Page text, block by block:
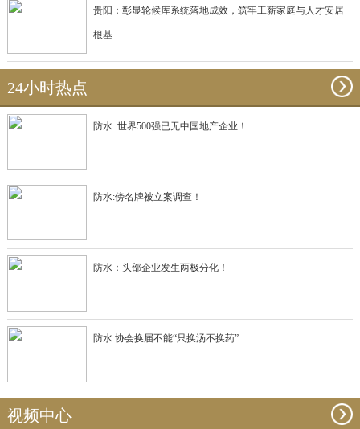
贵阳：彰显轮候库系统落地成效，筑牢工薪家庭与人才安居
根基
24小时热点
防水: 世界500强已无中国地产企业！
防水:傍名牌被立案调查！
防水：头部企业发生两极分化！
防水:协会换届不能“只换汤不换药”
视频中心